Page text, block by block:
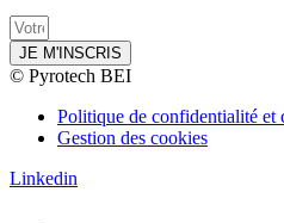
JE M'INSCRIS
© Pyrotech BEI
Politique de confidentialité et
Gestion des cookies
Linkedin